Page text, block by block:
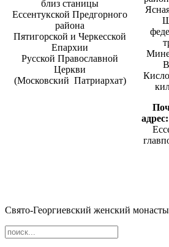
близ станицы
Ессентукской Предгорного
района
Пятигорской и Черкесской
Епархии
Русской Православной
Церкви
(Московский Патриархат)
адрес:
Cвято-­Георгиевский женский